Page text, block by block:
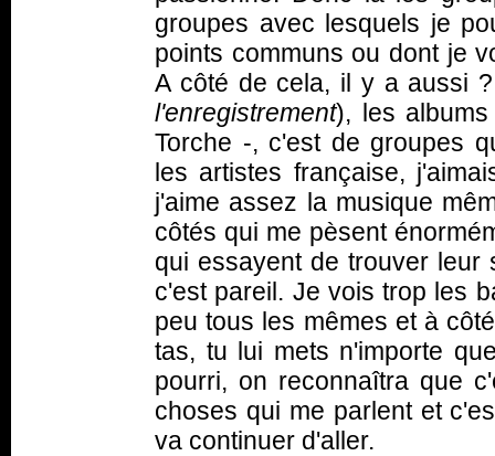
groupes avec lesquels je
points communs ou dont je
A côté de cela, il y a aussi
l'enregistrement), les
Torche -, c'est de groupes
les artistes française,
j'aime assez la musique
côtés qui me pèsent
qui essayent de trouver leur
c'est pareil. Je vois trop les
peu tous les mêmes et à
tas, tu lui mets n'importe
pourri, on reconnaîtra que
choses qui me parlent et
va continuer d'aller.